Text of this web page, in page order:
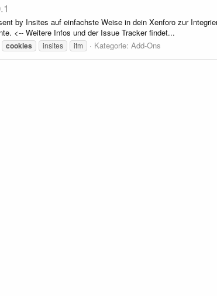
by Insites auf einfachste Weise in dein Xenforo zur
<-- Weitere Infos und der Issue Tracker findet...
cookies insites itm Kategorie: Add-Ons